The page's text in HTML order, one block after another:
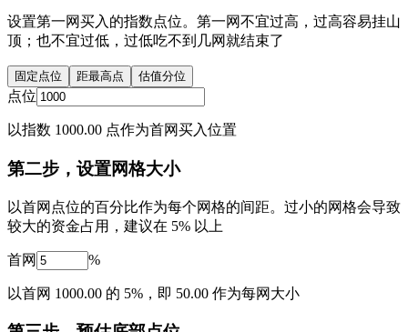
设置第一网买入的指数点位。第一网不宜过高，过高容易挂山
顶；也不宜过低，过低吃不到几网就结束了
固定点位 距最高点 估值分位
点位
以指数 1000.00 点作为首网买入位置
第二步，设置网格大小
以首网点位的百分比作为每个网格的间距。过小的网格会导致
较大的资金占用，建议在 5% 以上
首网 %
以首网 1000.00 的 5%，即 50.00 作为每网大小